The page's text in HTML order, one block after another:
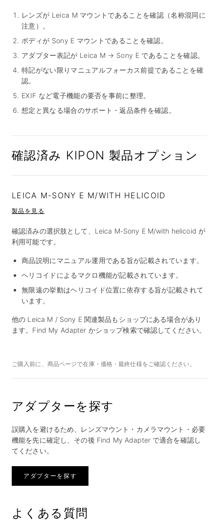
レンズが Leica M マウントであることを確認（名称混同に
注意）。
ボディが Sony E マウントであることを確認。
アダプター表記が Leica M → Sony E であることを確認。
特記がない限りマニュアルフォーカス前提であることを確
認。
EXIF など電子機能の要否を事前に整理。
想定と異なる場合のサポート・返品条件を確認。
確認済み KIPON 製品オプション
LEICA M-SONY E M/WITH HELICOID
製品を見る
確認済みの選択肢として、Leica M-Sony E M/with helicoid が
利用可能です。
商品説明にマニュアル運用である旨が記載されています。
ヘリコイドによるマクロ機能が記載されています。
無限遠の挙動はヘリコイド位置に依存する旨が記載されて
います。
他の Leica M / Sony E 関連製品もショップにある場合があり
ます。Find My Adapter かショップ検索で確認してください。
ご購入前に、商品ページで在庫・価格・最終仕様をご確認ください。
アダプターを探す
誤購入を避けるため、レンズマウント・カメラマウント・必要
機能を先に確定し、その後 Find My Adapter で適合を確認し
てください。
アダプターを探す
よくある質問